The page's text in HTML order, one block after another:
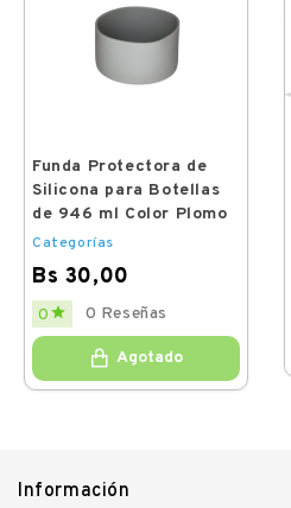
Funda Protectora de
Silicona para Botellas
de 946 ml Color Plomo
Categorías
Bs 30,00
Price
0  0 Reseñas
Agotado
Información